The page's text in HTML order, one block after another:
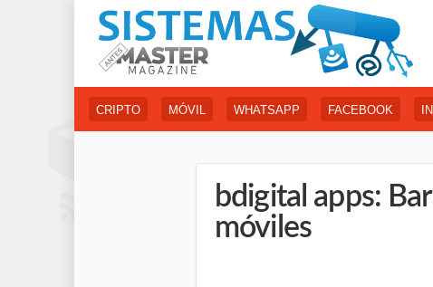
CRIPTO MÓVIL WHATSAPP FACEBOOK
bdigital apps:
móviles